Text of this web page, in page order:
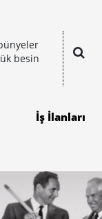
besin
İş İlanları